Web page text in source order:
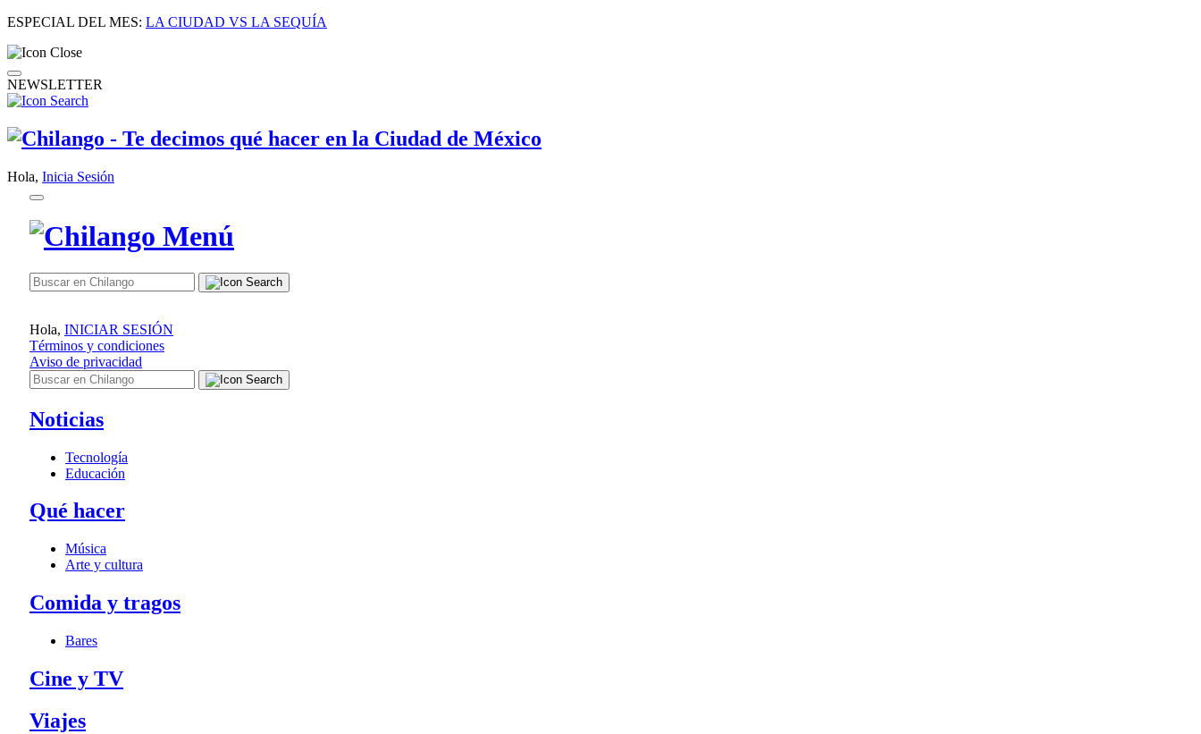
ESPECIAL DEL MES: LA CIUDAD VS LA SEQUÍA
NEWSLETTER
Hola, Inicia Sesión
Hola, INICIAR SESIÓN
Términos y condiciones
Aviso de privacidad
Noticias
Tecnología
Educación
Qué hacer
Música
Arte y cultura
Comida y tragos
Bares
Cine y TV
Viajes